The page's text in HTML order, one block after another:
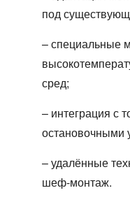
под
– специальные
сред;
– интеграция с
остановочными
– удалённые
шеф-монтаж.